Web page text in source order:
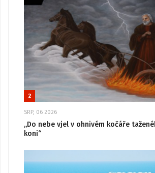
2
SRP, 06 2026
„Do nebe vjel v ohnivém kočáře
koni“